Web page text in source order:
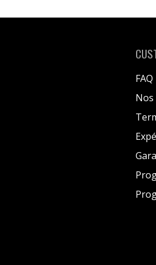
FAQ